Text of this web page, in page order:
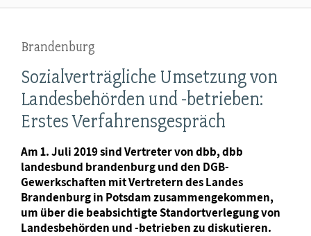
Brandenburg
Sozialverträgliche Umsetzung von
Landesbehörden und -betrieben:
Erstes Verfahrensgespräch
Am 1. Juli 2019 sind Vertreter von dbb, dbb
landesbund brandenburg und den DGB-
Gewerkschaften mit Vertretern des Landes
Brandenburg in Potsdam zusammengekommen,
um über die beabsichtigte Standortverlegung von
Landesbehörden und -betrieben zu diskutieren.